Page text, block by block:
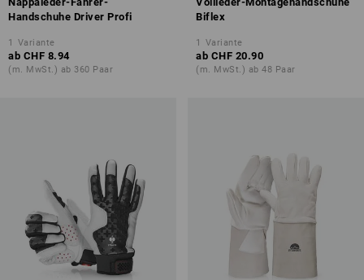
Handschuhe Driver Profi
1 Variante
ab CHF 8.94
(m. MwSt.) ab 360 Paar
Biflex
1 Variante
ab CHF 20.90
(m. MwSt.) ab 48 Paar